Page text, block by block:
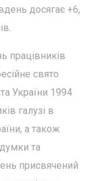
досягає +6,
працівників
свято
України 1994
галузі в
а також
та
присвячений